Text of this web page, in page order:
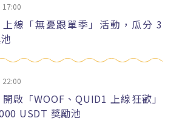
17:00
上線「無憂跟單季」活動，瓜分 3
22:00
啟「WOOF、QUID1 上線狂歡」
USDT 獎勵池